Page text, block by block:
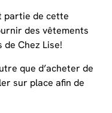
partie de cette
des vêtements
Chez Lise!
que d’acheter de
sur place afin de